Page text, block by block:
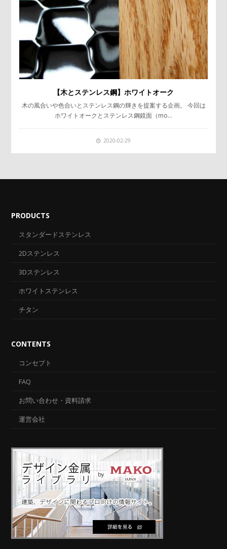
【木とステンレス鋼】ホワイトオーク
木の風合いや色合いとステンレス鋼の輝きを提案する企画。 今回は
ホワイトオークとステンレス鋼鏡面（mo…
2020-02-29
PRODUCTS
スタンダードステンレス
2Dステンレス
3Dステンレス
ホワイトステンレス
チタン
CONTENTS
コンセプト
FAQ
お問い合わせ・資料請求
運営会社